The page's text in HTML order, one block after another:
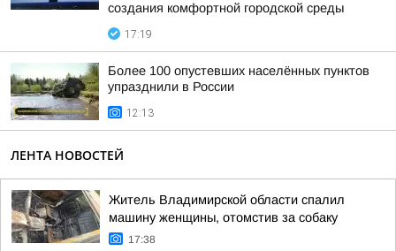
создания комфортной городской среды
17:19
Более 100 опустевших населённых пунктов
упразднили в России
12:13
ЛЕНТА НОВОСТЕЙ
Житель Владимирской области спалил
машину женщины, отомстив за собаку
17:38